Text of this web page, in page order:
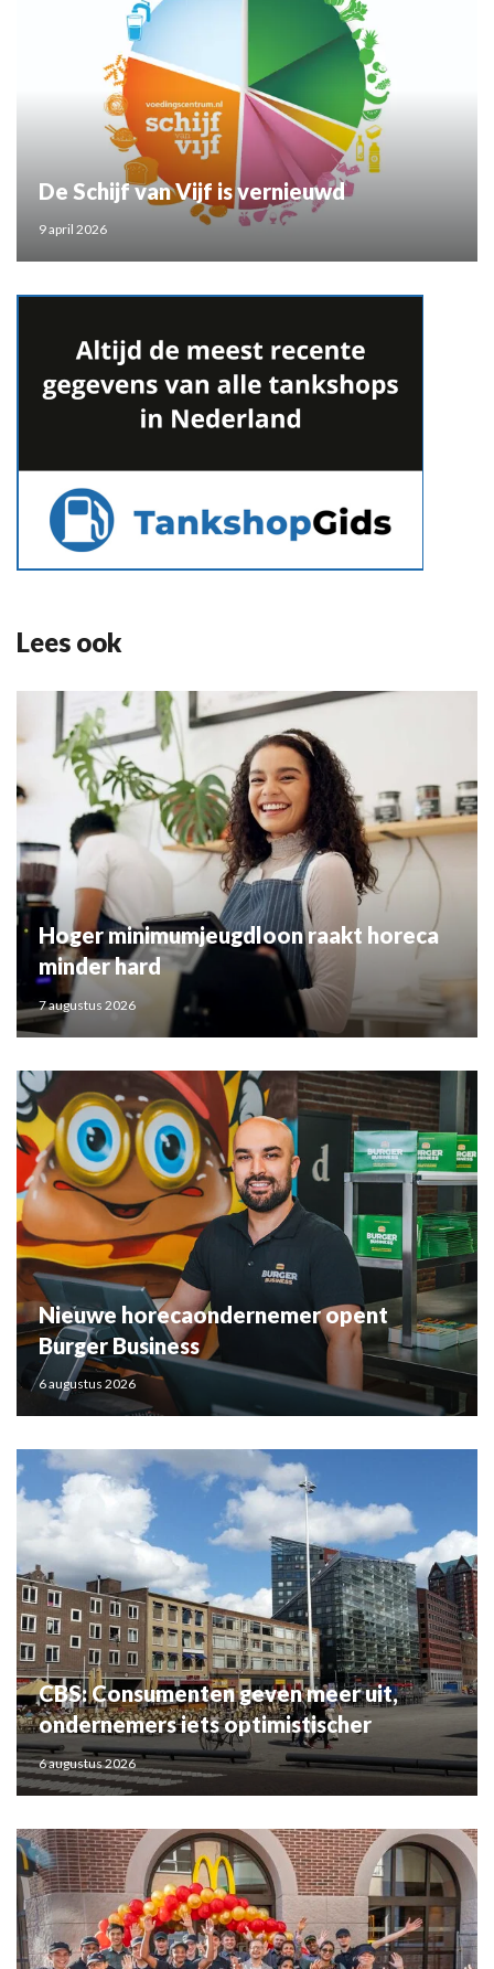
De Schijf van Vijf is vernieuwd
9 april 2026
Lees ook
Hoger minimumjeugdloon raakt horeca
minder hard
7 augustus 2026
Nieuwe horecaondernemer opent
Burger Business
6 augustus 2026
CBS: Consumenten geven meer uit,
ondernemers iets optimistischer
6 augustus 2026